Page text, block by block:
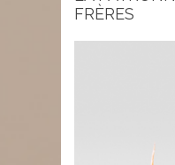
FRÈRES